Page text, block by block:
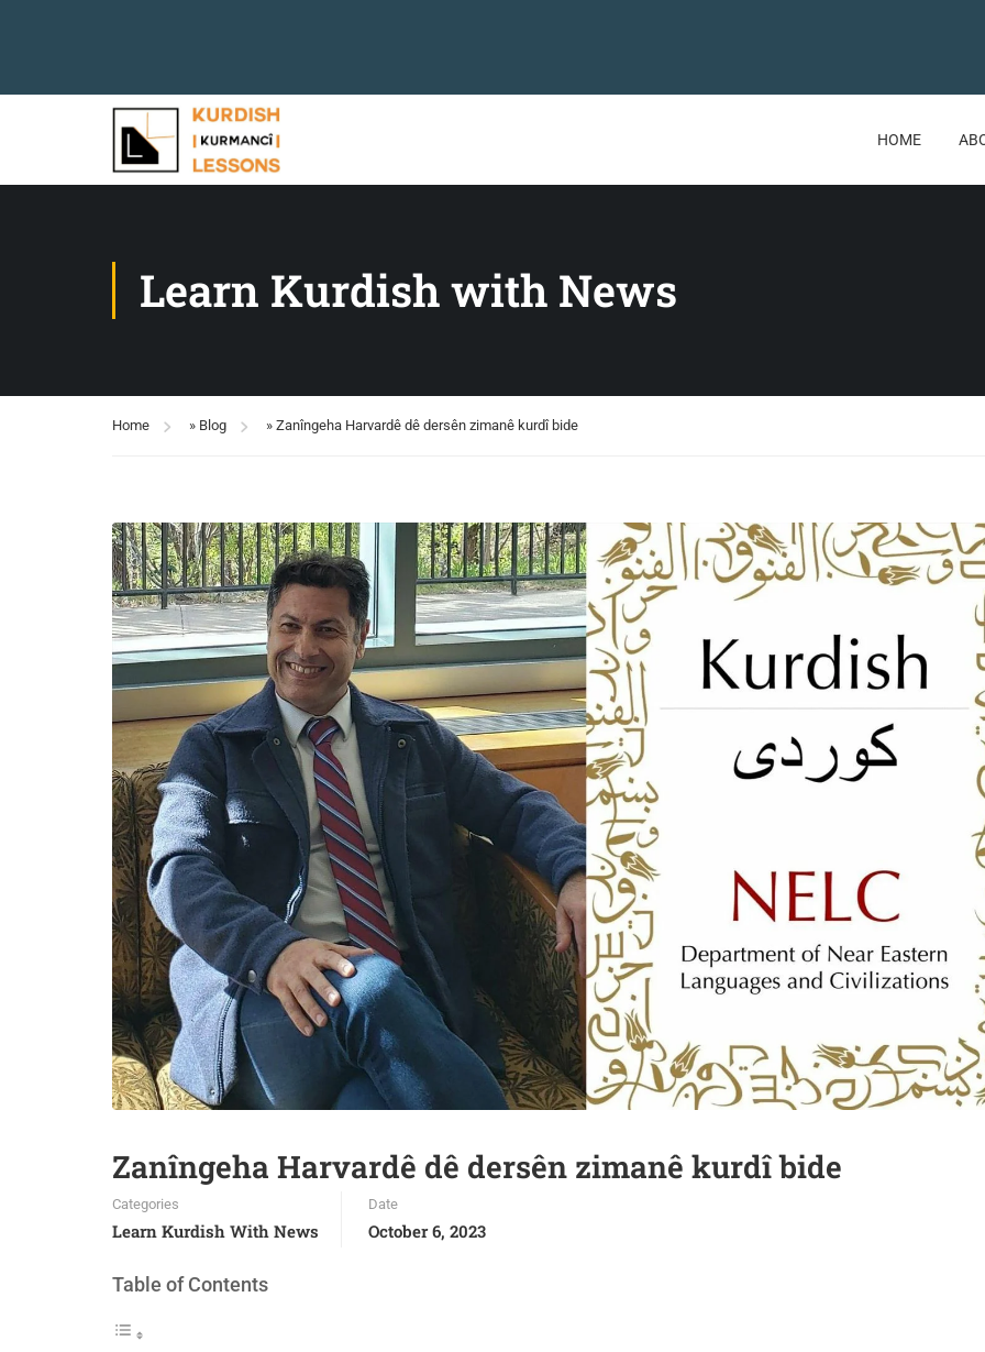
HOME
Learn Kurdish with News
Home » Blog » Zanîngeha Harvardê dê dersên zimanê kurdî bide
Zanîngeha Harvardê dê dersên zimanê kurdî bide
Categories
Learn Kurdish With News
Date
October 6, 2023
Table of Contents